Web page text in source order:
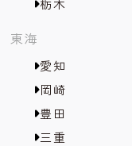
栃木
東海
愛知
岡崎
豊田
三重